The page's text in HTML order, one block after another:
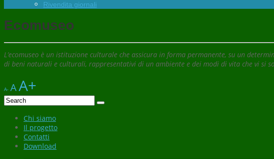
Rivendita giornali
Ecomuseo
L’ecomuseo è un istituzione culturale che assicura in forma permanente, su un
di beni naturali e culturali, rappresentativi di un ambiente e dei modi di vita che vi si
A- AA+
Chi siamo
Il progetto
Contatti
Download